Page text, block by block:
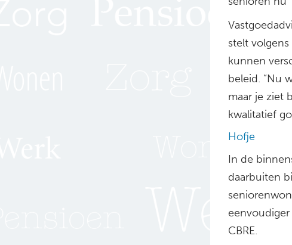
stelt volgens
kunnen
beleid. “Nu
maar je ziet
kwalitatief
Hofje
In de
daarbuiten
CBRE.